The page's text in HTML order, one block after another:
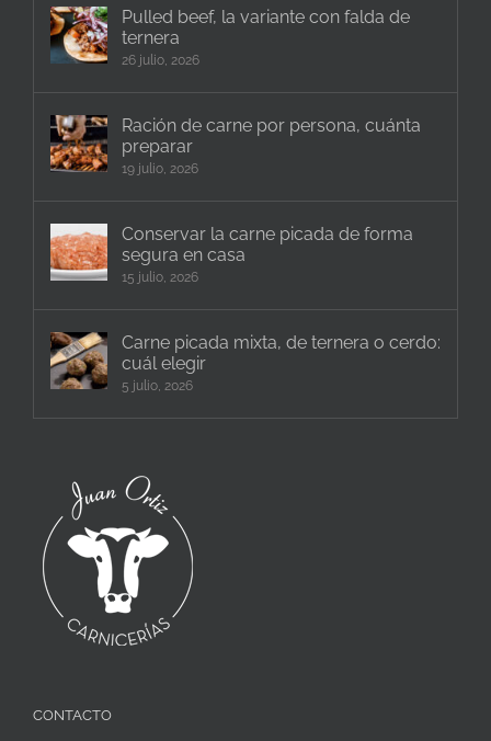
Pulled beef, la variante con falda de
ternera
26 julio, 2026
Ración de carne por persona, cuánta
preparar
19 julio, 2026
Conservar la carne picada de forma
segura en casa
15 julio, 2026
Carne picada mixta, de ternera o cerdo:
cuál elegir
5 julio, 2026
CONTACTO